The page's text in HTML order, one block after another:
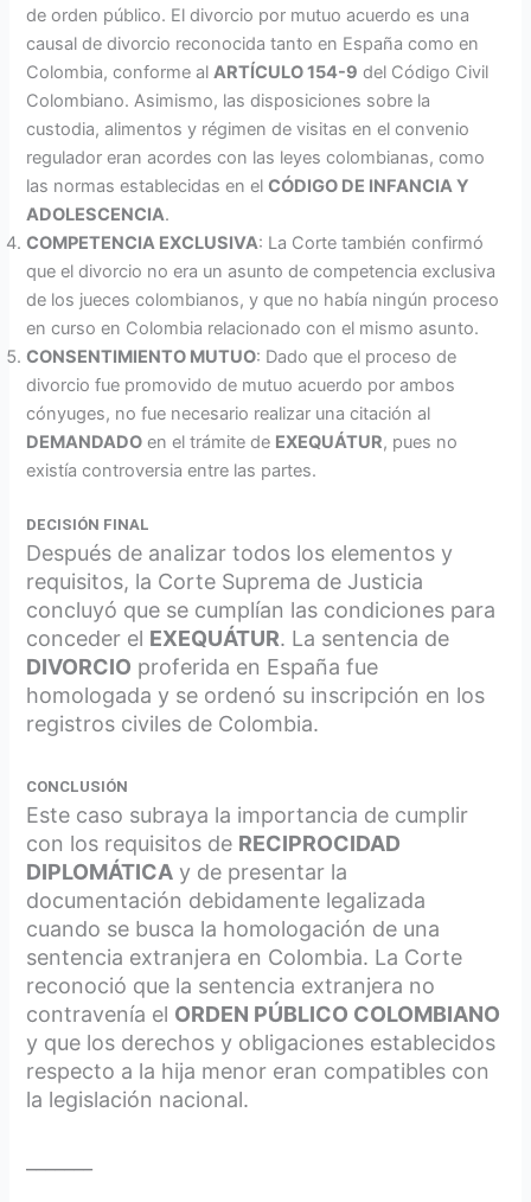
de orden público. El divorcio por mutuo acuerdo es una
causal de divorcio reconocida tanto en España como en
Colombia, conforme alARTÍCULO 154-9 del Código Civil
Colombiano. Asimismo, las disposiciones sobre la
custodia, alimentos y régimen de visitas en el convenio
regulador eran acordes con las leyes colombianas, como
las normas establecidas en elCÓDIGO DE INFANCIA Y
ADOLESCENCIA.
COMPETENCIA EXCLUSIVA: La Corte también confirmó
que el divorcio no era un asunto de competencia exclusiva
de los jueces colombianos, y que no había ningún proceso
en curso en Colombia relacionado con el mismo asunto.
CONSENTIMIENTO MUTUO: Dado que el proceso de
divorcio fue promovido de mutuo acuerdo por ambos
cónyuges, no fue necesario realizar una citación al
DEMANDADO en el trámite de EXEQUÁTUR, pues no
existía controversia entre las partes.
DECISIÓN FINAL
Después de analizar todos los elementos y
requisitos, la Corte Suprema de Justicia
concluyó que se cumplían las condiciones para
conceder el EXEQUÁTUR. La sentencia de
DIVORCIO proferida en España fue
homologada y se ordenó su inscripción en los
registros civiles de Colombia.
CONCLUSIÓN
Este caso subraya la importancia de cumplir
con los requisitos de RECIPROCIDAD
DIPLOMÁTICA y de presentar la
documentación debidamente legalizada
cuando se busca la homologación de una
sentencia extranjera en Colombia. La Corte
reconoció que la sentencia extranjera no
contravenía el ORDEN PÚBLICO COLOMBIANO
y que los derechos y obligaciones establecidos
respecto a la hija menor eran compatibles con
la legislación nacional.